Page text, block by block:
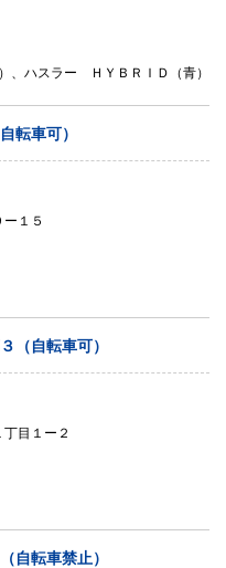
、ハスラー ＨＹＢＲＩＤ（青）
転車可）
１５
（自転車可）
目１ー２
自転車禁止）